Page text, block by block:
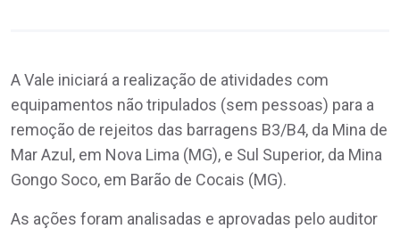
A Vale iniciará a realização de atividades com
equipamentos não tripulados (sem pessoas) para a
remoção de rejeitos das barragens B3/B4, da Mina de
Mar Azul, em Nova Lima (MG), e Sul Superior, da Mina
Gongo Soco, em Barão de Cocais (MG).
As ações foram analisadas e aprovadas pelo auditor